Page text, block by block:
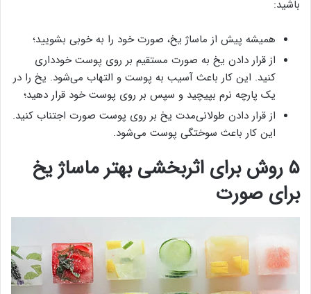
باشید:
همیشه پیش از ماساژ یخ، صورت خود را به خوبی بشویید؛
از قرار دادن یخ به صورت مستقیم بر روی پوست خودداری
کنید. این کار باعث آسیب به پوست و التهاب می‌شود. یخ را در
یک پارچه نرم بپیچید و سپس بر روی پوست خود قرار دهید؛
از قرار دادن طولانی‌مدت یخ بر روی پوست صورت اجتناب کنید.
این کار باعث سوختگی پوست می‌شود.
۵ روش برای اثربخشی بهتر ماساژ یخ
برای صورت